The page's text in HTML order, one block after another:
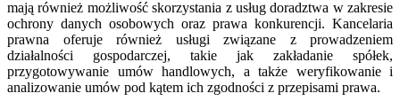
mają również możliwość skorzystania z usług doradztwa w zakresie
ochrony danych osobowych oraz prawa konkurencji. Kancelaria
prawna oferuje również usługi związane z prowadzeniem
działalności gospodarczej, takie jak zakładanie spółek,
przygotowywanie umów handlowych, a także weryfikowanie i
analizowanie umów pod kątem ich zgodności z przepisami prawa.